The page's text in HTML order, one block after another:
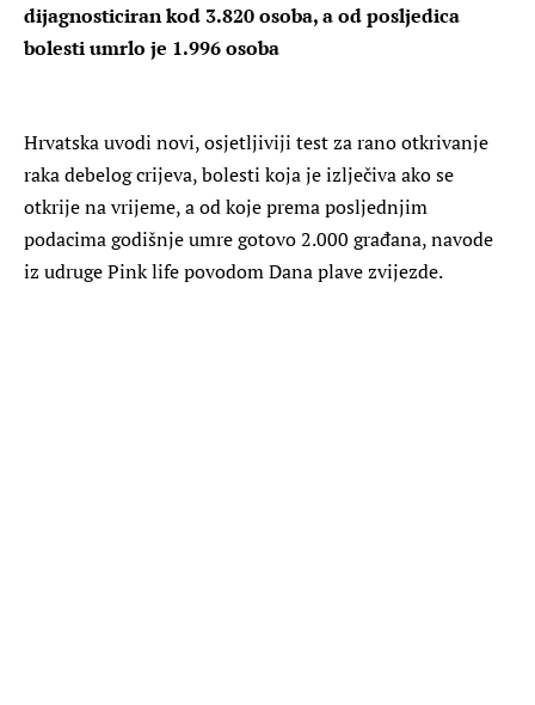
dijagnosticiran kod 3.820 osoba, a od posljedica
bolesti umrlo je 1.996 osoba
Hrvatska uvodi novi, osjetljiviji test za rano otkrivanje
raka debelog crijeva, bolesti koja je izlječiva ako se
otkrije na vrijeme, a od koje prema posljednjim
podacima godišnje umre gotovo 2.000 građana, navode
iz udruge Pink life povodom Dana plave zvijezde.